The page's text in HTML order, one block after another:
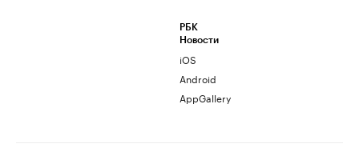
РБК
Новости
iOS
Android
AppGallery